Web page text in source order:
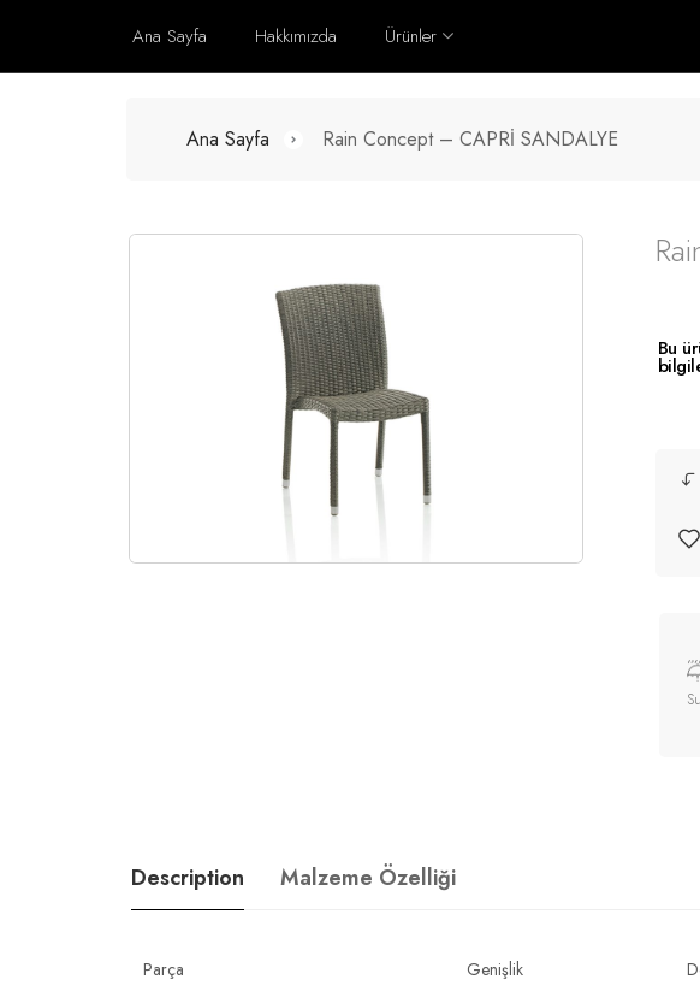
Ana Sayfa Hakkımızda Ürünler
Ana Sayfa Rain Concept – CAPRİ SANDALYE
Bu
Description Malzeme Özelliği
Parça Genişlik